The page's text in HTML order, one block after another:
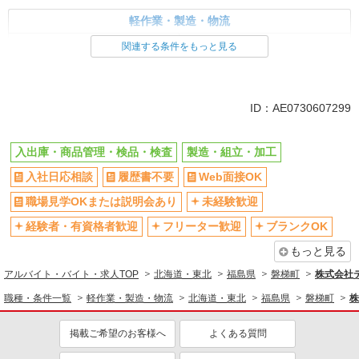
軽作業・製造・物流
入出庫・商品管理・検品・検査
製造・組立・加工
関連する条件をもっと見る
ID：AE0730607299
入出庫・商品管理・検品・検査
製造・組立・加工
入社日応相談
履歴書不要
Web面接OK
職場見学OKまたは説明会あり
未経験歓迎
経験者・有資格者歓迎
フリーター歓迎
ブランクOK
もっと見る
アルバイト・バイト・求人TOP 北海道・東北 福島県 磐梯町 株式会社
職種・条件一覧 軽作業・製造・物流 北海道・東北 福島県 磐梯町
掲載ご希望のお客様へ よくある質問